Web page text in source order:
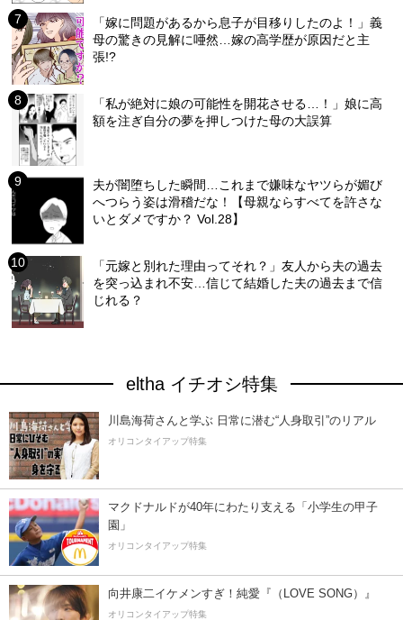
「嫁に問題があるから息子が目移りしたのよ！」義
母の驚きの見解に唖然…嫁の高学歴が原因だと主
張!?
「私が絶対に娘の可能性を開花させる…！」娘に高
額を注ぎ自分の夢を押しつけた母の大誤算
夫が闇堕ちした瞬間…これまで嫌味なヤツらが媚び
へつらう姿は滑稽だな！【母親ならすべてを許さな
いとダメですか？ Vol.28】
「元嫁と別れた理由ってそれ？」友人から夫の過去
を突っ込まれ不安…信じて結婚した夫の過去まで信
じれる？
eltha イチオシ特集
川島海荷さんと学ぶ 日常に潜む“人身取引”のリアル
オリコンタイアップ特集
マクドナルドが40年にわたり支える「小学生の甲子
園」
オリコンタイアップ特集
向井康二イケメンすぎ！純愛『（LOVE SONG）』
オリコンタイアップ特集